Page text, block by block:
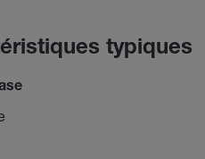
typiques